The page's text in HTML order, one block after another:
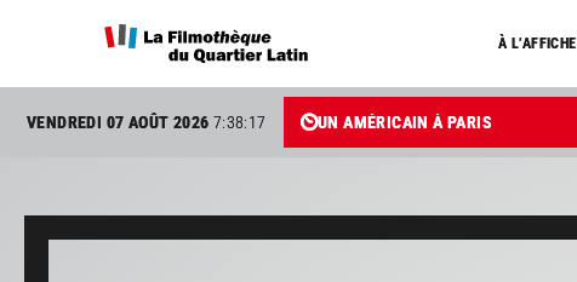
À L’AFFICHE
VENDREDI 07 AOÛT 2026 7:38:17 UN AMÉRICAIN À PARIS